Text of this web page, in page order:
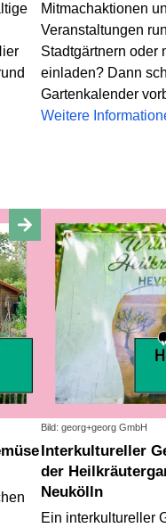
Mitmachaktionen
Veranstaltungen
Stadtgärtnern oder
einladen? Dann
Gartenkalender
Weitere
Bild: georg+georg GmbH
Interkultureller Gemeinschaftsgärten:
der
Neukölln
Ein interkultureller